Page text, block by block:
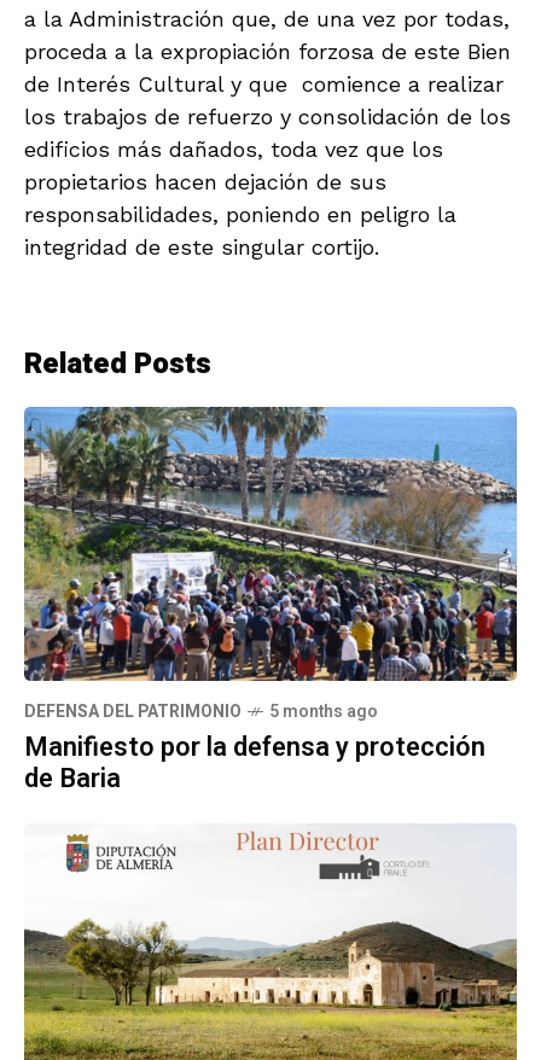
a la Administración que, de una vez por todas,
proceda a la expropiación forzosa de este Bien
de Interés Cultural y que comience a realizar
los trabajos de refuerzo y consolidación de los
edificios más dañados, toda vez que los
propietarios hacen dejación de sus
responsabilidades, poniendo en peligro la
integridad de este singular cortijo.
Related Posts
DEFENSA DEL PATRIMONIO 5 months ago
Manifiesto por la defensa y protección
de Baria